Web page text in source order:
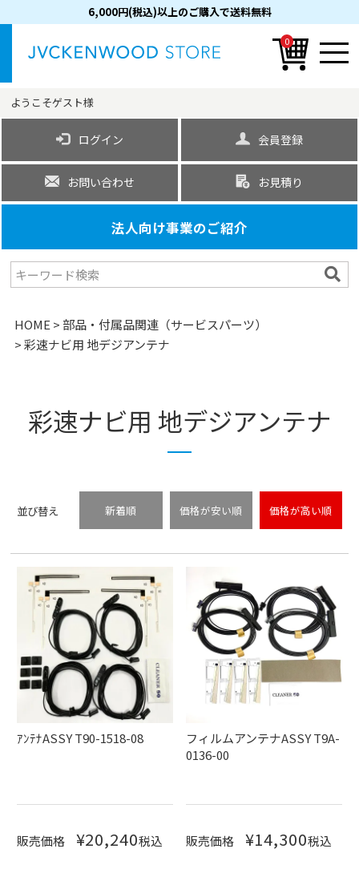
6,000円(税込)以上のご購入で送料無料
0
ようこそゲスト様
ログイン 会員登録
お問い合わせ お見積り
法人向け事業のご紹介
HOME
部品・付属品関連（サービスパーツ）
彩速ナビ用 地デジアンテナ
彩速ナビ用 地デジアンテナ
並び替え 新着順 価格が安い順 価格が高い順
ｱﾝﾃﾅASSY T90-1518-08
販売価格 ¥20,240税込
フィルムアンテナASSY T9A-
0136-00
販売価格 ¥14,300税込